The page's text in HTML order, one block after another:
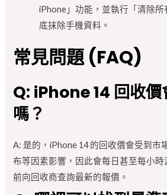
iPhone」功能，並執行「清除
底抹除手機資料。
常見問題 (FAQ)
Q: iPhone 14 回收價
嗎？
A: 是的，iPhone 14 的回收價會受到市
布等因素影響，因此會每日甚至每小
前向回收商查詢最新的報價。